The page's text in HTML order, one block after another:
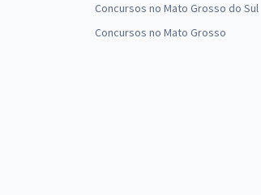
Concursos no Mato Grosso do Sul
Concursos no Mato Grosso